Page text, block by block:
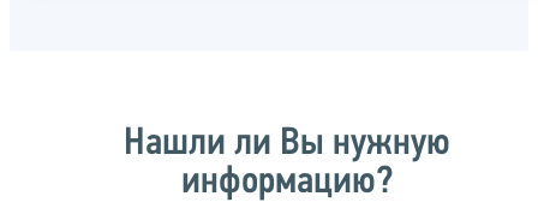
Нашли ли Вы нужную
информацию?